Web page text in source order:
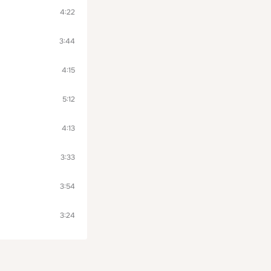
4:22
3:44
4:15
5:12
4:13
3:33
3:54
3:24